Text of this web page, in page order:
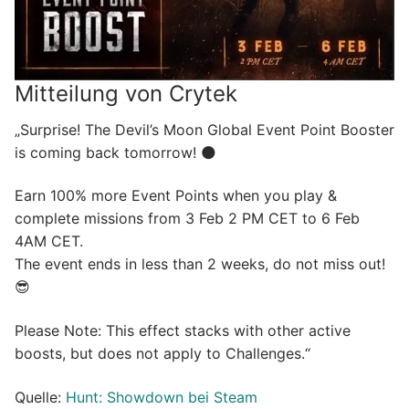
Mitteilung von Crytek
„Surprise! The Devil’s Moon Global Event Point Booster
is coming back tomorrow! 🌑
Earn 100% more Event Points when you play &
complete missions from 3 Feb 2 PM CET to 6 Feb
4AM CET.
The event ends in less than 2 weeks, do not miss out!
😎
Please Note: This effect stacks with other active
boosts, but does not apply to Challenges.“
Quelle: Hunt: Showdown bei Steam